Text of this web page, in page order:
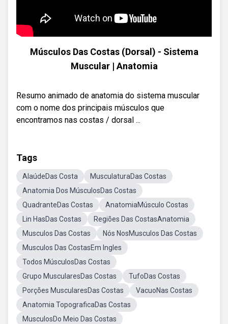
Músculos Das Costas (Dorsal) - Sistema
Muscular | Anatomia
Resumo animado de anatomia do sistema muscular
com o nome dos principais músculos que
encontramos nas costas / dorsal ...
Tags
AlaúdeDas Costa
MusculaturaDas Costas
Anatomia Dos MúsculosDas Costas
QuadranteDas Costas
AnatomiaMúsculo Costas
Lin HasDas Costas
Regiões Das CostasAnatomia
Musculos Das Costas
Nós NosMusculos Das Costas
Musculos Das CostasEm Ingles
Todos MúsculosDas Costas
Grupo MuscularesDas Costas
TufoDas Costas
Porções MuscularesDas Costas
VacuoNas Costas
Anatomia TopograficaDas Costas
MusculosDo Meio Das Costas